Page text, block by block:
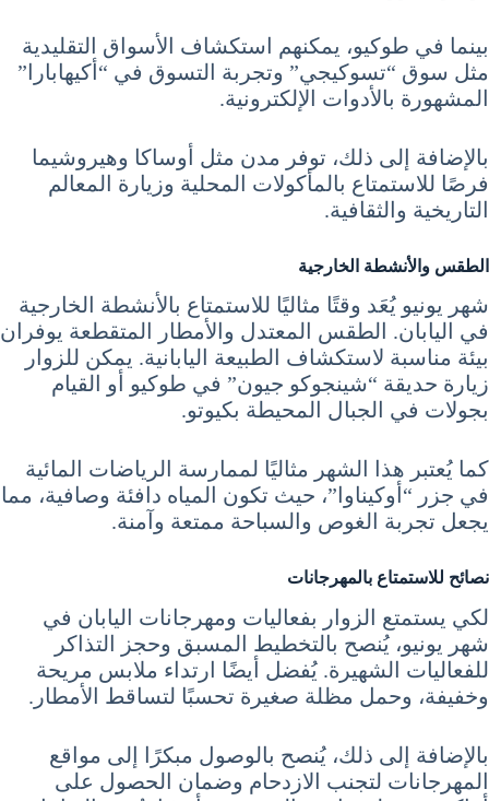
بينما في طوكيو، يمكنهم استكشاف الأسواق التقليدية
مثل سوق “تسوكيجي” وتجربة التسوق في “أكيهابارا”
المشهورة بالأدوات الإلكترونية.
بالإضافة إلى ذلك، توفر مدن مثل أوساكا وهيروشيما
فرصًا للاستمتاع بالمأكولات المحلية وزيارة المعالم
التاريخية والثقافية.
الطقس والأنشطة الخارجية
شهر يونيو يُعَد وقتًا مثاليًا للاستمتاع بالأنشطة الخارجية
في اليابان. الطقس المعتدل والأمطار المتقطعة يوفران
بيئة مناسبة لاستكشاف الطبيعة اليابانية. يمكن للزوار
زيارة حديقة “شينجوكو جيون” في طوكيو أو القيام
بجولات في الجبال المحيطة بكيوتو.
كما يُعتبر هذا الشهر مثاليًا لممارسة الرياضات المائية
في جزر “أوكيناوا”، حيث تكون المياه دافئة وصافية، مما
يجعل تجربة الغوص والسباحة ممتعة وآمنة.
نصائح للاستمتاع بالمهرجانات
لكي يستمتع الزوار بفعاليات ومهرجانات اليابان في
شهر يونيو، يُنصح بالتخطيط المسبق وحجز التذاكر
للفعاليات الشهيرة. يُفضل أيضًا ارتداء ملابس مريحة
وخفيفة، وحمل مظلة صغيرة تحسبًا لتساقط الأمطار.
بالإضافة إلى ذلك، يُنصح بالوصول مبكرًا إلى مواقع
المهرجانات لتجنب الازدحام وضمان الحصول على